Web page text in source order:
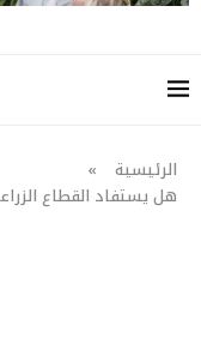
الرئيسية
»
هل يستفاد القطاع